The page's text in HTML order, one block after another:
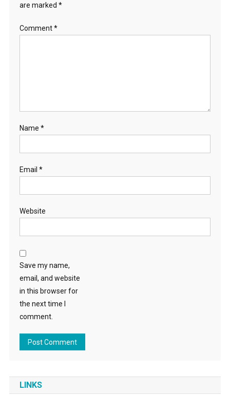
are marked *
Comment*
Name *
Email *
Website
Save my name,
email, and website
in this browser for
the next time I
comment.
LINKS